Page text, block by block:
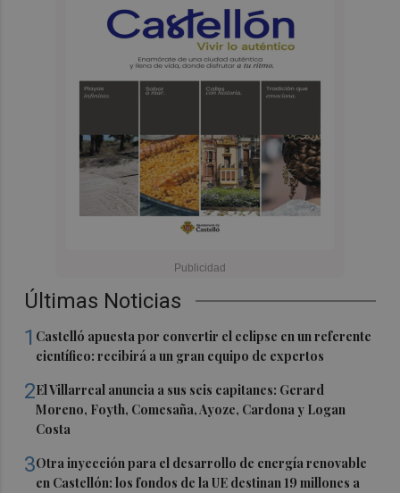
Últimas Noticias
1 Castelló apuesta por convertir el eclipse en un referente
científico: recibirá a un gran equipo de expertos
2El Villarreal anuncia a sus seis capitanes: Gerard
Moreno, Foyth, Comesaña, Ayoze, Cardona y Logan
Costa
3Otra inyección para el desarrollo de energía renovable
en Castellón: los fondos de la UE destinan 19 millones a